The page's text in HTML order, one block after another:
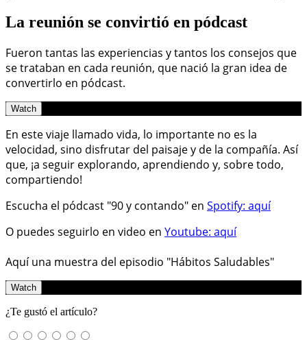
La reunión se convirtió en pódcast
Fueron tantas las experiencias y tantos los consejos que
se trataban en cada reunión, que nació la gran idea de
convertirlo en pódcast.
Watch
En este viaje llamado vida, lo importante no es la
velocidad, sino disfrutar del paisaje y de la compañía. Así
que, ¡a seguir explorando, aprendiendo y, sobre todo,
compartiendo!
Escucha el pódcast "90 y contando" en Spotify: aquí
O puedes seguirlo en video en Youtube: aquí
Aquí una muestra del episodio "Hábitos Saludables"
Watch
¿Te gustó el artículo?